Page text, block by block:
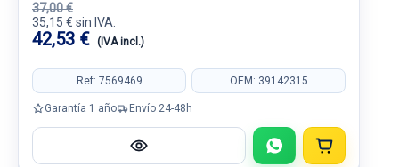
37,00 €
35,15 € sin IVA.
42,53 € (IVA incl.)
Ref: 7569469 OEM: 39142315
Garantía 1 año Envío 24-48h